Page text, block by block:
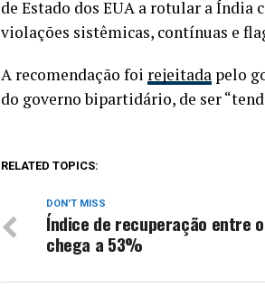
de Estado dos EUA a rotular a Índia
violações sistêmicas, contínuas e
A recomendação foi rejeitada pelo
do governo bipartidário, de ser
RELATED TOPICS:
DON'T MISS
Índice de recuperação entre
chega a 53%